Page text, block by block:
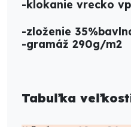
-klokanie vrecko
-zloženie
-gramáž 290g/m2
Tabuľka